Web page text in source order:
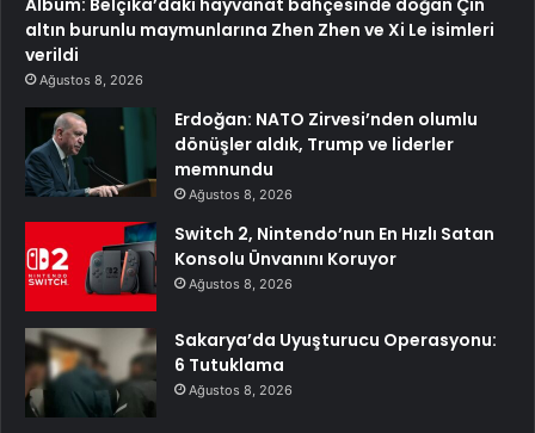
Albüm: Belçika’daki hayvanat bahçesinde doğan Çin
altın burunlu maymunlarına Zhen Zhen ve Xi Le isimleri
verildi
Ağustos 8, 2026
Erdoğan: NATO Zirvesi’nden olumlu
dönüşler aldık, Trump ve liderler
memnundu
Ağustos 8, 2026
Switch 2, Nintendo’nun En Hızlı Satan
Konsolu Ünvanını Koruyor
Ağustos 8, 2026
Sakarya’da Uyuşturucu Operasyonu:
6 Tutuklama
Ağustos 8, 2026